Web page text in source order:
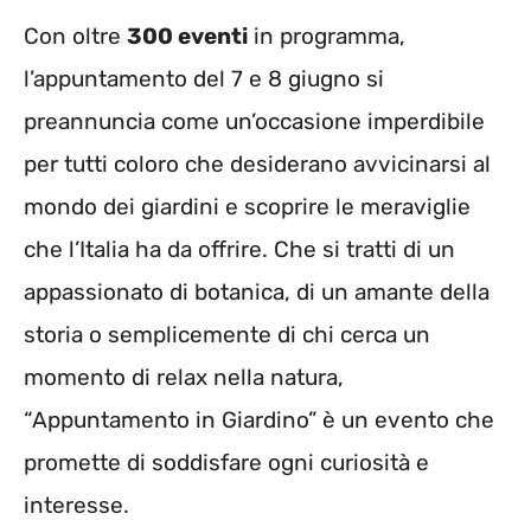
Con oltre 300 eventi in programma,
l’appuntamento del 7 e 8 giugno si
preannuncia come un’occasione imperdibile
per tutti coloro che desiderano avvicinarsi al
mondo dei giardini e scoprire le meraviglie
che l’Italia ha da offrire. Che si tratti di un
appassionato di botanica, di un amante della
storia o semplicemente di chi cerca un
momento di relax nella natura,
“Appuntamento in Giardino” è un evento che
promette di soddisfare ogni curiosità e
interesse.